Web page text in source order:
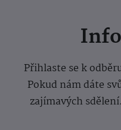
Přihlaste se k
Pokud nám dáte
zajímavých sdělení.